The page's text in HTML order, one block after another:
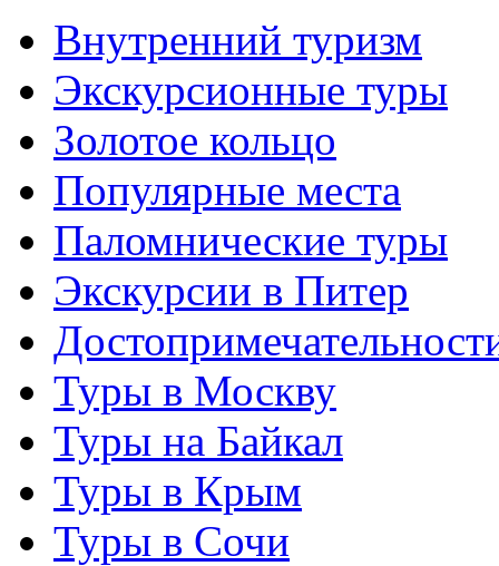
Внутренний туризм
Экскурсионные туры
Золотое кольцо
Популярные места
Паломнические туры
Экскурсии в Питер
Туры в Москву
Туры на Байкал
Туры в Крым
Туры в Сочи